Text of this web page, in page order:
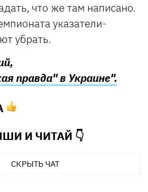
что же там написано.
указатели-
убрать.
правда" в Украине".
И ЧИТАЙ 👇
СКРЫТЬ ЧАТ